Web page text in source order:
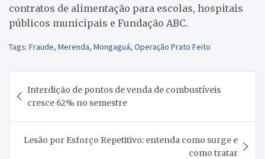
contratos de alimentação para escolas, hospitais
públicos municipais e Fundação ABC.
Tags: Fraude, Merenda, Mongaguá, Operação Prato Feito
de
Post
Interdição de pontos de venda de combustíveis
cresce 62% no semestre
Lesão por Esforço Repetitivo: entenda como surge e
como tratar